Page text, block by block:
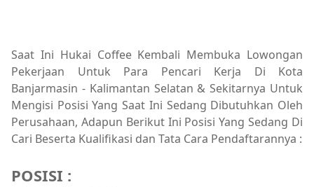
Saat Ini Hukai Coffee Kembali Membuka Lowongan
Pekerjaan Untuk Para Pencari Kerja Di Kota
Banjarmasin - Kalimantan Selatan & Sekitarnya Untuk
Mengisi Posisi Yang Saat Ini Sedang Dibutuhkan Oleh
Perusahaan, Adapun Berikut Ini Posisi Yang Sedang Di
Cari Beserta Kualifikasi dan Tata Cara Pendaftarannya :
POSISI :